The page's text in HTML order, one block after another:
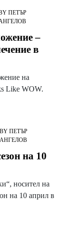
ПЕТЪР
–
в
на
Like WOW.
BY ПЕТЪР
АНГЕЛОВ
на 10
носител на
на 10 април в